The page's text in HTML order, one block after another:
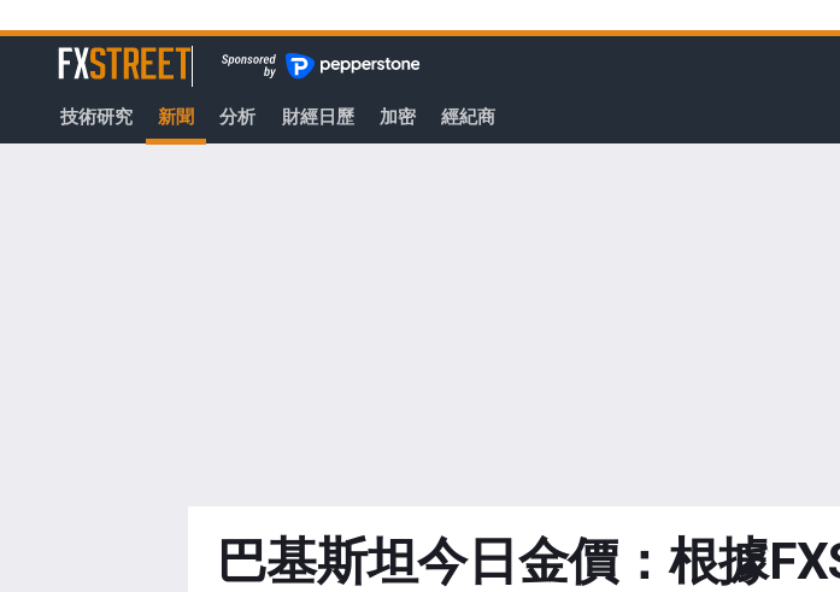
至
容
FXStreet
技術研究 新聞 分析 財經日歷 加密 經紀商
巴基斯坦今日金價：根據